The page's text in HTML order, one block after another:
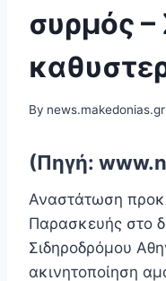
συρμός –
By news.makedonias.gr
(Πηγή:
Αναστάτωση
Παρασκευής στο
Σιδηροδρόμου
ακινητοποίηση